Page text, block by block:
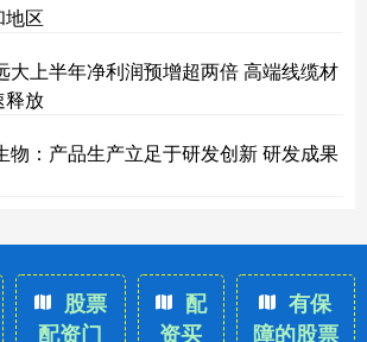
区
大上半年净利润预增超两倍 高端线缆材
释放
物：产品生产立足于研发创新 研发成果
股票
配资门
配
资买
有保
障的股票